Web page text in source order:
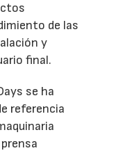
de las
y
final.
se ha
referencia